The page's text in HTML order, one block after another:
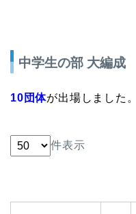
中学生の部 大編成
10団体が出場しました。
件表示